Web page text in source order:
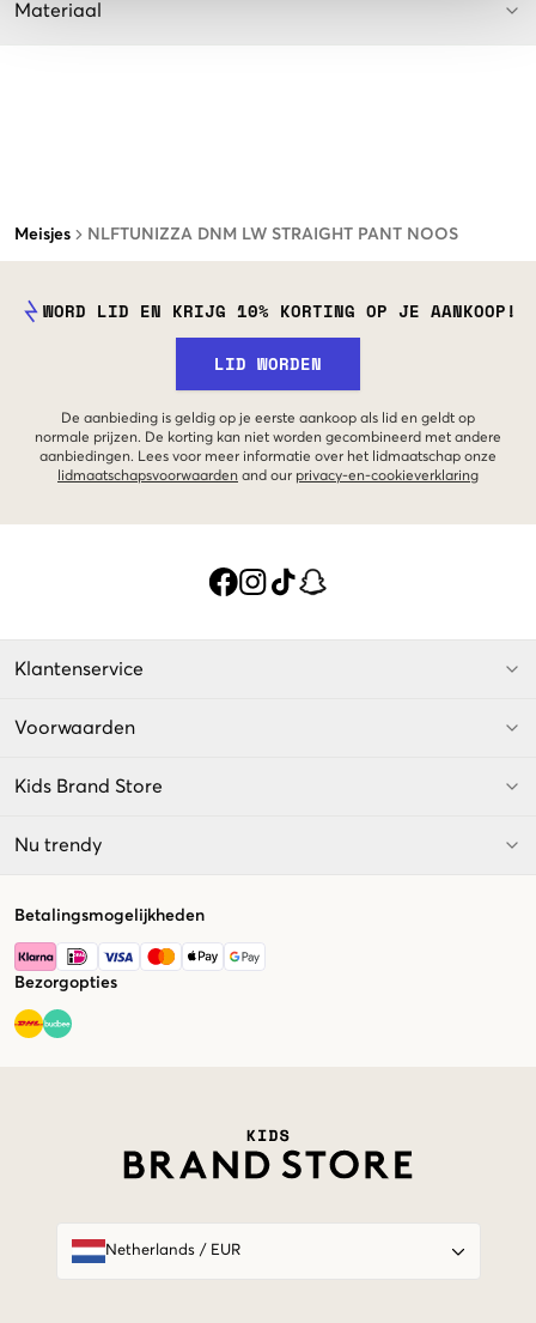
Meisjes NLFTUNIZZA DNM LW STRAIGHT PANT NOOS
Materiaal
WORD LID EN KRIJG 10% KORTING OP JE AANKOOP!
LID WORDEN
De aanbieding is geldig op je eerste aankoop als lid en geldt op
normale prijzen. De korting kan niet worden gecombineerd met andere
aanbiedingen. Lees voor meer informatie over het lidmaatschap onze
lidmaatschapsvoorwaarden and our privacy-en-cookieverklaring
Klantenservice
Voorwaarden
Kids Brand Store
Nu trendy
Betalingsmogelijkheden
Bezorgopties
Netherlands/ EUR